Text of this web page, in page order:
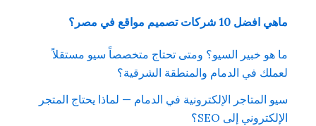
ماهي افضل 10 شركات تصميم مواقع في مصر؟
ما هو خبير السيو؟ ومتى تحتاج متخصصاً سيو مستقلاً
لعملك في الدمام والمنطقة الشرقية؟
سيو المتاجر الإلكترونية في الدمام — لماذا يحتاج المتجر
الإلكتروني إلى SEO؟